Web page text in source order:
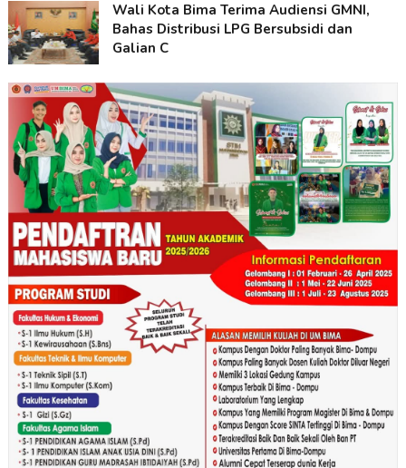
Wali Kota Bima Terima Audiensi GMNI,
Bahas Distribusi LPG Bersubsidi dan
Galian C